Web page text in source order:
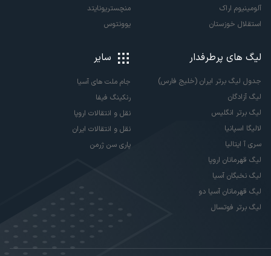
آلومینیوم اراک
استقلال خوزستان
منچستریونایتد
یوونتوس
لیگ های پرطرفدار
جدول لیگ برتر ایران (خلیج فارس)
لیگ آزادگان
لیگ برتر انگلیس
لالیگا اسپانیا
سری آ ایتالیا
لیگ قهرمانان اروپا
لیگ نخبگان آسیا
لیگ قهرمانان آسیا دو
لیگ برتر فوتسال
سایر
جام ملت های آسیا
رنکینگ فیفا
نقل و انتقالات اروپا
نقل و انتقالات ایران
پاری سن ژرمن